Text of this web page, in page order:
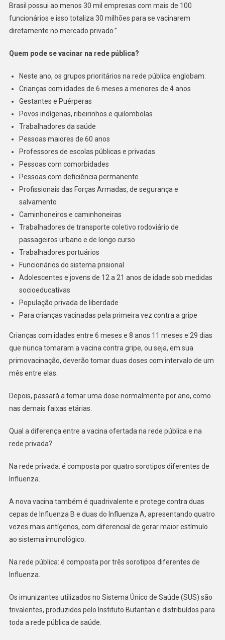
Brasil possui ao menos 30 mil empresas com mais de 100
funcionários e isso totaliza 30 milhões para se vacinarem
diretamente no mercado privado.”
Quem pode se vacinar na rede pública?
Neste ano, os grupos prioritários na rede pública englobam:
Crianças com idades de 6 meses a menores de 4 anos
Gestantes e Puérperas
Povos indígenas, ribeirinhos e quilombolas
Trabalhadores da saúde
Pessoas maiores de 60 anos
Professores de escolas públicas e privadas
Pessoas com comorbidades
Pessoas com deficiência permanente
Profissionais das Forças Armadas, de segurança e
salvamento
Caminhoneiros e caminhoneiras
Trabalhadores de transporte coletivo rodoviário de
passageiros urbano e de longo curso
Trabalhadores portuários
Funcionários do sistema prisional
Adolescentes e jovens de 12 a 21 anos de idade sob medidas
socioeducativas
População privada de liberdade
Para crianças vacinadas pela primeira vez contra a gripe
Crianças com idades entre 6 meses e 8 anos 11 meses e 29 dias
que nunca tomaram a vacina contra gripe, ou seja, em sua
primovacinação, deverão tomar duas doses com intervalo de um
mês entre elas.
Depois, passará a tomar uma dose normalmente por ano, como
nas demais faixas etárias.
Qual a diferença entre a vacina ofertada na rede pública e na
rede privada?
Na rede privada: é composta por quatro sorotipos diferentes de
Influenza.
A nova vacina também é quadrivalente e protege contra duas
cepas de Influenza B e duas do Influenza A, apresentando quatro
vezes mais antígenos, com diferencial de gerar maior estímulo
ao sistema imunológico.
Na rede pública: é composta por três sorotipos diferentes de
Influenza.
Os imunizantes utilizados no Sistema Único de Saúde (SUS) são
trivalentes, produzidos pelo Instituto Butantan e distribuídos para
toda a rede pública de saúde.